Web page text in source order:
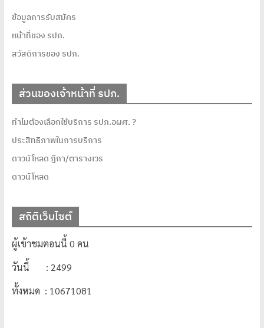
ข้อมูลการรับสมัคร
หน้าที่ของ รปภ.
สวัสดิการของ รปภ.
ส่วนของเจ้าหน้าที่ รปภ.
ทำไมต้องเลือกใช้บริการ รปภ.อผศ. ?
ประสิทธิภาพในการบริการ
ดาวน์โหลด ฏีกา/ตารางเวร
ดาวน์โหลด
สถิติเว็บไซต์
ผู้เข้าชมตอนนี้ 0 คน
วันนี้ : 2499
ทั้งหมด : 10671081